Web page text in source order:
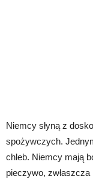
Niemcy słyną z
spożywczych.
chleb. Niemcy mają
pieczywo, zwłaszcza